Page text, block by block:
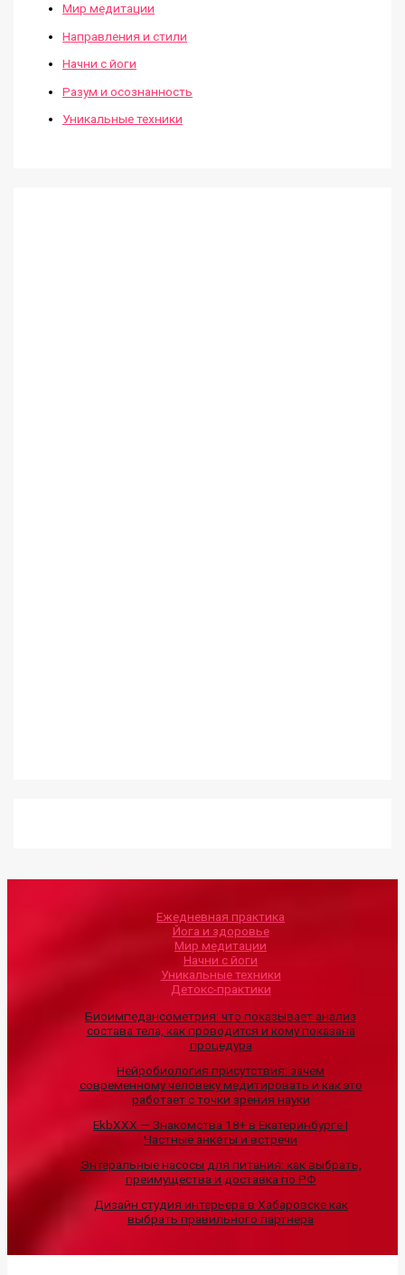
Мир медитации
Направления и стили
Начни с йоги
Разум и осознанность
Уникальные техники
Ежедневная практика
Йога и здоровье
Мир медитации
Начни с йоги
Уникальные техники
Детокс-практики
Биоимпедансометрия: что показывает анализ
состава тела, как проводится и кому показана
процедура
Нейробиология присутствия: зачем
современному человеку медитировать и как это
работает с точки зрения науки
EkbXXX — Знакомства 18+ в Екатеринбурге |
Частные анкеты и встречи
Энтеральные насосы для питания: как выбрать,
преимущества и доставка по РФ
Дизайн студия интерьера в Хабаровске как
выбрать правильного партнера